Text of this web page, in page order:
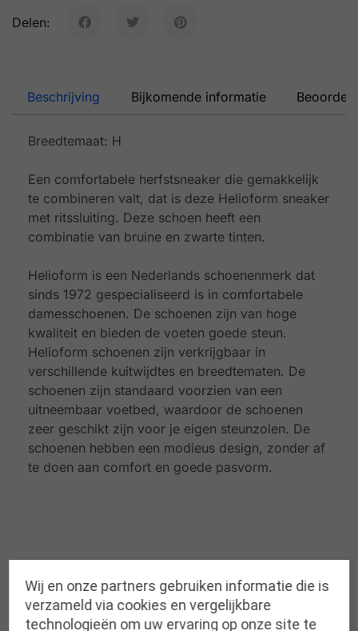
Delen:
Beschrijving Bijkomende informatie
Breedtemaat: H
Een comfortabele herfstsneaker die gemakkelijk
te combineren valt, dat is deze Helioform sneaker
met ritssluiting. Deze schoen heeft een
combinatie van bruine en zwarte tinten.
Helioform is een Nederlands schoenenmerk dat
sinds 1972 gespecialiseerd is in comfortabele
damesschoenen. De schoenen zijn van hoge
kwaliteit en bieden de voeten goede steun.
Helioform schoenen zijn verkrijgbaar in
verschillende kuitwijdtes en breedtematen. De
schoenen zijn standaard voorzien van een
uitneembaar voetbed, waardoor de schoenen
zeer geschikt zijn voor je eigen steunzolen. De
schoenen hebben een modieus design, zonder af
te doen aan comfort en goede pasvorm.
Gerelateerde producten
Wij en onze partners gebruiken informatie die is
verzameld via cookies en vergelijkbare
technologieën om uw ervaring op onze site te